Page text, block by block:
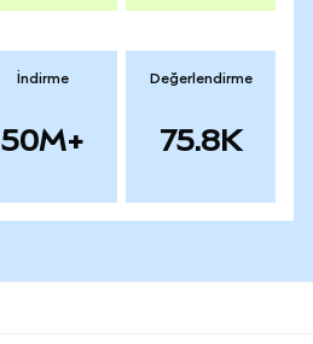
İndirme
50M+
Değerlendirme
75.8K